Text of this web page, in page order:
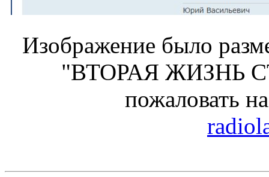
Изображение было
"ВТОРАЯ ЖИЗНЬ
пожаловать